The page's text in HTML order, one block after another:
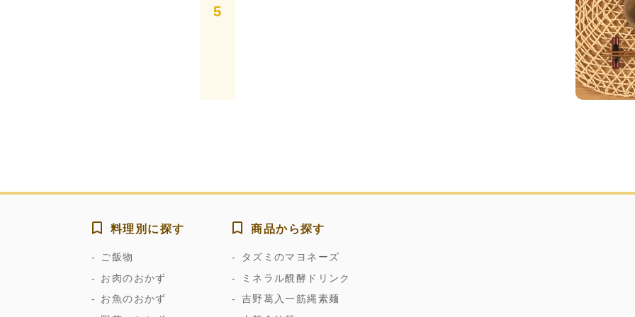
料理別に探す
ご飯物
お肉のおかず
お魚のおかず
商品から探す
タズミのマヨネーズ
ミネラル醗酵ドリンク
吉野葛入一筋縄素麺